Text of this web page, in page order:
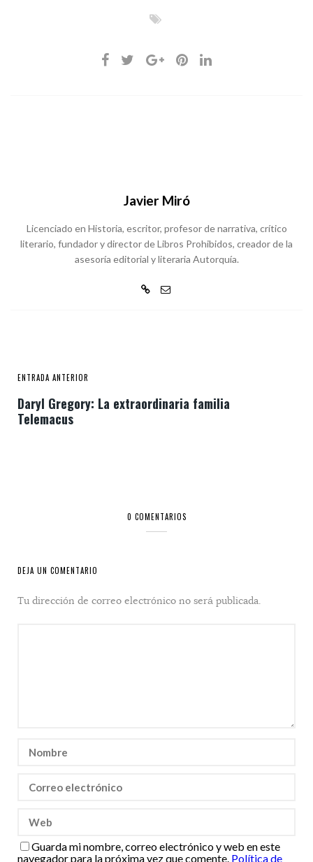
Javier Miró
Licenciado en Historia, escritor, profesor de narrativa, crítico
literario, fundador y director de Libros Prohibidos, creador de la
asesoría editorial y literaria Autorquía.
ENTRADA ANTERIOR
Daryl Gregory: La extraordinaria familia
Telemacus
0 COMENTARIOS
DEJA UN COMENTARIO
Tu dirección de correo electrónico no será publicada.
Guarda mi nombre, correo electrónico y web en este
navegador para la próxima vez que comente. Política de